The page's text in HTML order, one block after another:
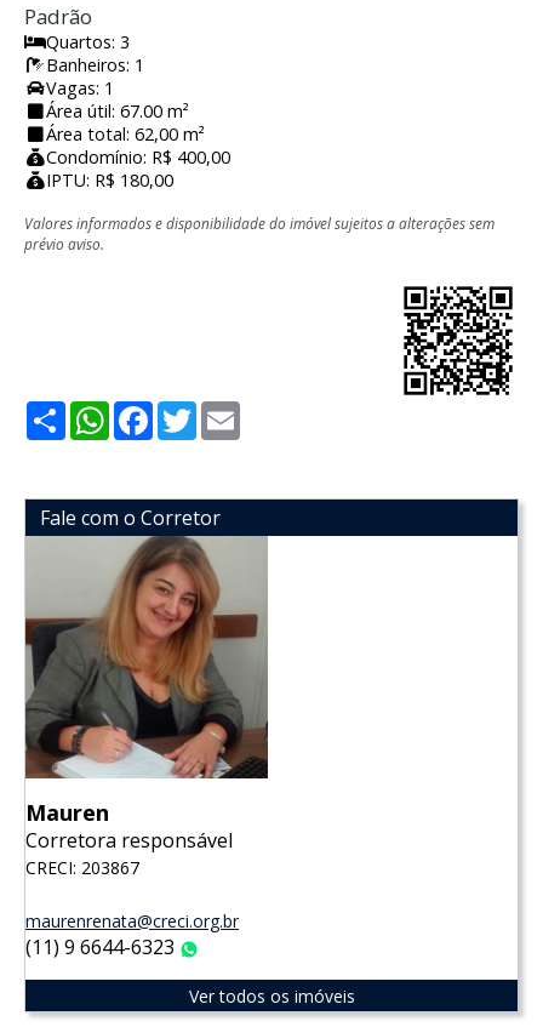
Padrão
Quartos: 3
Banheiros: 1
Vagas: 1
Área útil: 67.00 m²
Área total: 62,00 m²
Condomínio: R$ 400,00
IPTU: R$ 180,00
Valores informados e disponibilidade do imóvel sujeitos a alterações sem
prévio aviso.
ShareWhatsApp
Facebook
Twitter
Fale com o Corretor
Mauren
Corretora responsável
CRECI: 203867
maurenrenata@creci.org.br
(11) 9 6644-6323
Ver todos os imóveis